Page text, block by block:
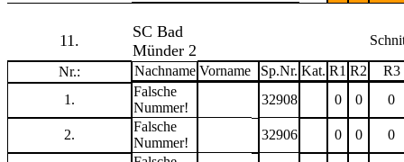
11.
SC Bad
Münder 2
Nr.: Nachname Vorname Sp.Nr. Kat. R1 R2
R3
1.
Falsche
Nummer!
32908 0 0 0
2.
Falsche
Nummer!
32906 0 0 0